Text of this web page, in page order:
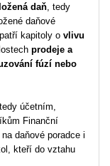
daň , tedy
daňové
kapitoly o vlivu
prodeje a
fúzí nebo
účetním,
Finanční
daňové poradce i
kteří do vztahu